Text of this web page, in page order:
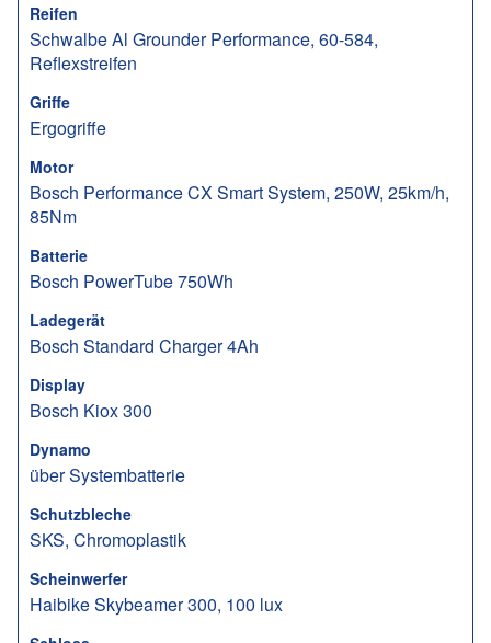
Reifen
Schwalbe Al Grounder Performance, 60-584,
Reflexstreifen
Griffe
Ergogriffe
Motor
Bosch Performance CX Smart System, 250W, 25km/h,
85Nm
Batterie
Bosch PowerTube 750Wh
Ladegerät
Bosch Standard Charger 4Ah
Display
Bosch Kiox 300
Dynamo
über Systembatterie
Schutzbleche
SKS, Chromoplastik
Scheinwerfer
Haibike Skybeamer 300, 100 lux